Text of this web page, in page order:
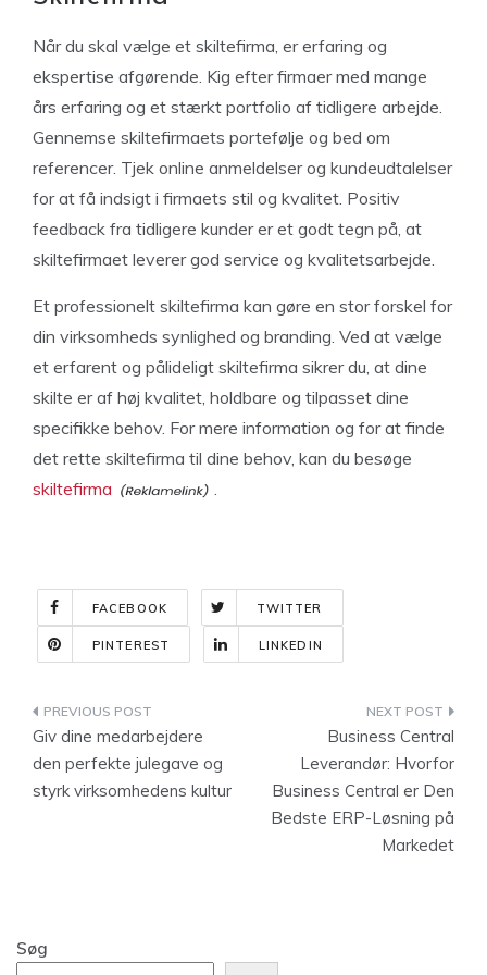
Når du skal vælge et skiltefirma, er erfaring og
ekspertise afgørende. Kig efter firmaer med mange
års erfaring og et stærkt portfolio af tidligere arbejde.
Gennemse skiltefirmaets portefølje og bed om
referencer. Tjek online anmeldelser og kundeudtalelser
for at få indsigt i firmaets stil og kvalitet. Positiv
feedback fra tidligere kunder er et godt tegn på, at
skiltefirmaet leverer god service og kvalitetsarbejde.
Et professionelt skiltefirma kan gøre en stor forskel for
din virksomheds synlighed og branding. Ved at vælge
et erfarent og pålideligt skiltefirma sikrer du, at dine
skilte er af høj kvalitet, holdbare og tilpasset dine
specifikke behov. For mere information og for at finde
det rette skiltefirma til dine behov, kan du besøge
skiltefirma
.
FACEBOOK TWITTER
PINTEREST LINKEDIN
Indlægsnavigation
Giv dine medarbejdere
den perfekte julegave og
styrk virksomhedens kultur
Business Central
Leverandør: Hvorfor
Business Central er Den
Bedste ERP-Løsning på
Markedet
Søg